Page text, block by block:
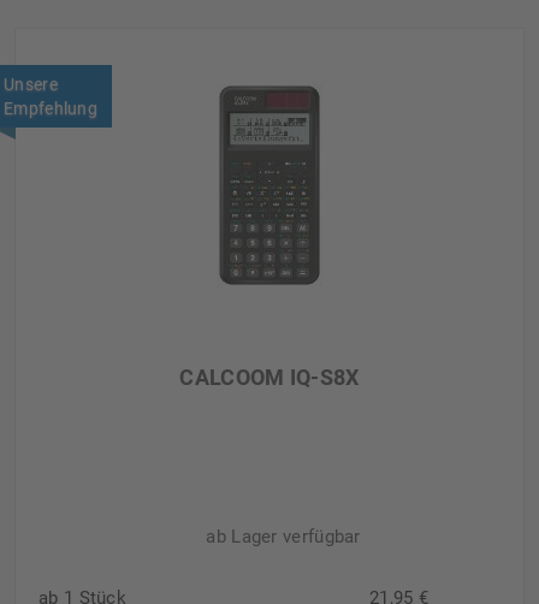
Unsere
Empfehlung
CALCOOM IQ-S8X
ab Lager verfügbar
ab 1 Stück 21,95 €